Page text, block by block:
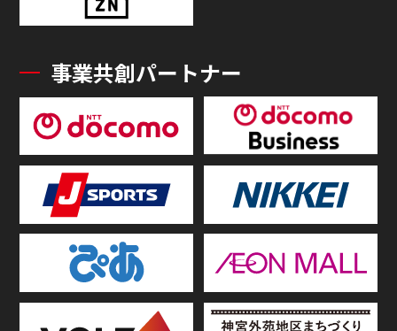
事業共創パートナー